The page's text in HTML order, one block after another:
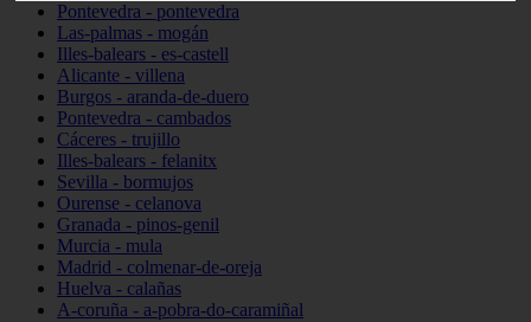
Pontevedra - pontevedra
Las-palmas - mogán
Illes-balears - es-castell
Alicante - villena
Burgos - aranda-de-duero
Pontevedra - cambados
Cáceres - trujillo
Illes-balears - felanitx
Sevilla - bormujos
Ourense - celanova
Granada - pinos-genil
Murcia - mula
Madrid - colmenar-de-oreja
Huelva - calañas
A-coruña - a-pobra-do-caramiñal